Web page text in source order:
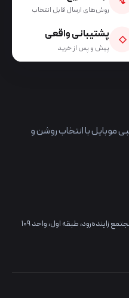
روش‌های ارسال قابل انتخاب
◇ پشتیبانی واقعی
پیش و پس از خرید
موبایل با انتخاب روشن و
زاینده‌رود، طبقه اول، واحد ۱۰۹